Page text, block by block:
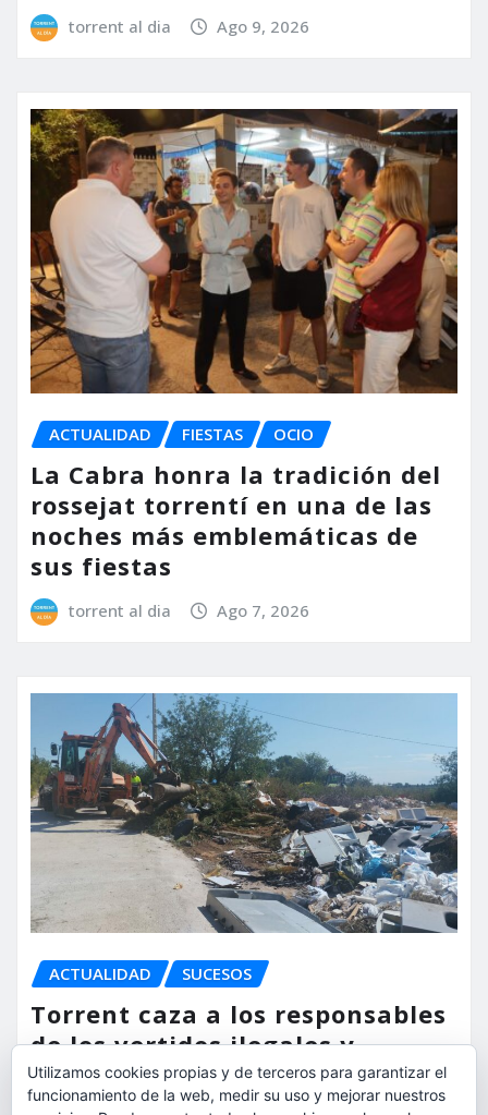
torrent al dia Ago 9, 2026
ACTUALIDAD FIESTAS OCIO
La Cabra honra la tradición del
rossejat torrentí en una de las
noches más emblemáticas de
sus fiestas
torrent al dia Ago 7, 2026
ACTUALIDAD SUCESOS
Torrent caza a los responsables
de los vertidos ilegales y
endurece las sanciones
Utilizamos cookies propias y de terceros para garantizar el
funcionamiento de la web, medir su uso y mejorar nuestros